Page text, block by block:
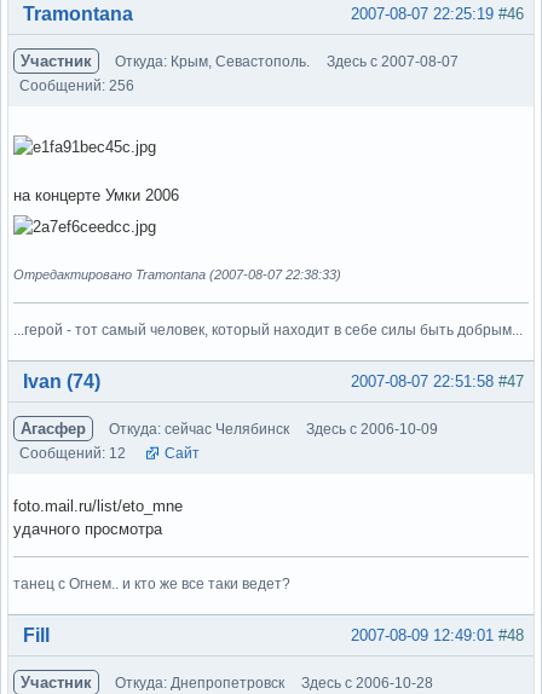
Вне форума #46
2007-08-07 22:25:19
Tramontana
Участник Откуда: Крым, Севастополь.
Здесь с 2007-08-07
Сообщений: 256
на концерте Умки 2006
Отредактировано Tramontana (2007-08-07 22:38:33)
...герой - тот самый человек, который находит в себе силы быть добрым...
Вне форума #47
2007-08-07 22:51:58
Ivan (74)
Агасфер Откуда: сейчас Челябинск
Здесь с 2006-10-09
Сообщений: 12
Сайт
foto.mail.ru/list/eto_mne
удачного просмотра
танец с Огнем.. и кто же все таки ведет?
Вне форума #48
2007-08-09 12:49:01
Fill
Участник Откуда: Днепропетровск
Здесь с 2006-10-28